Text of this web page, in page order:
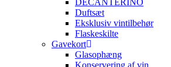
Duftsæt
Eksklusiv vintilbehør
Flaskeskilte
Gavekort
Glasophæng
Konservering af vin